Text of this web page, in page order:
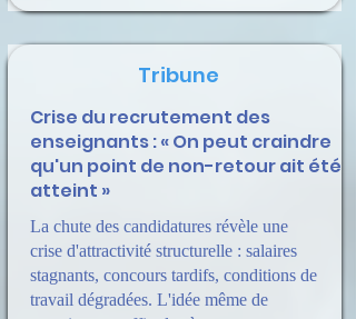
Tribune
Crise du recrutement des
enseignants : « On peut craindre
qu'un point de non-retour ait été
atteint »
La chute des candidatures révèle une
crise d'attractivité structurelle : salaires
stagnants, concours tardifs, conditions de
travail dégradées. L'idée même de